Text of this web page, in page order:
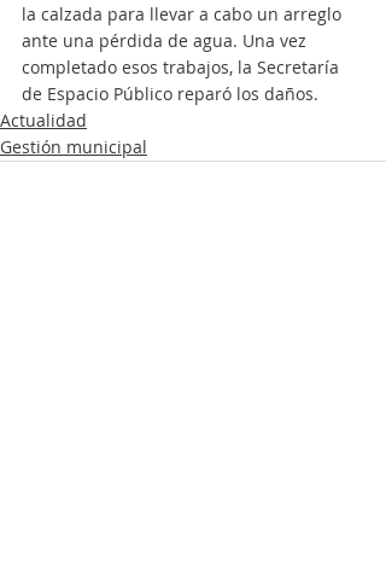
la calzada para llevar a cabo un arreglo
ante una pérdida de agua. Una vez
completado esos trabajos, la Secretaría
de Espacio Público reparó los daños.
Actualidad
Gestión municipal